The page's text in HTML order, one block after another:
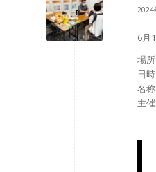
2024
6月
場
日
名
主